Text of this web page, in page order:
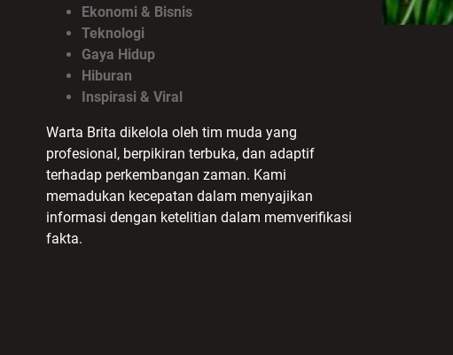
Ekonomi & Bisnis
Teknologi
Gaya Hidup
Hiburan
Inspirasi & Viral
Warta Brita dikelola oleh tim muda yang
profesional, berpikiran terbuka, dan adaptif
terhadap perkembangan zaman. Kami
memadukan kecepatan dalam menyajikan
informasi dengan ketelitian dalam memverifikasi
fakta.